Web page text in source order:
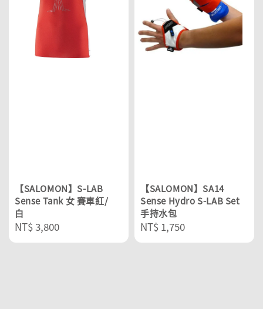
【SALOMON】S-LAB
Sense Tank 女 賽車紅/
白
Regular
price
NT$ 3,800
【SALOMON】SA14
Sense Hydro S-LAB Set
手持水包
Regular
price
NT$ 1,750